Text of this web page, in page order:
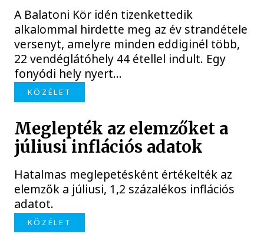
A Balatoni Kör idén tizenkettedik
alkalommal hirdette meg az év strandétele
versenyt, amelyre minden eddiginél több,
22 vendéglátóhely 44 étellel indult. Egy
fonyódi hely nyert...
KÖZÉLET
Meglepték az elemzőket a
júliusi inflációs adatok
Hatalmas meglepetésként értékelték az
elemzők a júliusi, 1,2 százalékos inflációs
adatot.
KÖZÉLET